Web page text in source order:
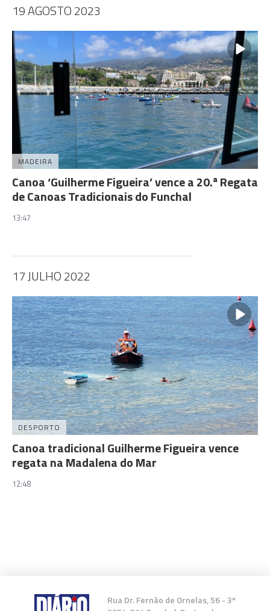
19 AGOSTO 2023
MADEIRA
Canoa ‘Guilherme Figueira’ vence a 20.ª Regata
de Canoas Tradicionais do Funchal
13:47
17 JULHO 2022
DESPORTO
Canoa tradicional Guilherme Figueira vence
regata na Madalena do Mar
12:48
Rua Dr. Fernão de Ornelas, 56 - 3º